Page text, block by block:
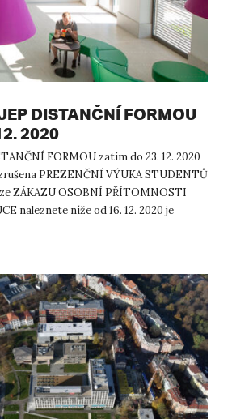
DISTANČNÍ FORMOU
2020
FORMOU zatím do 23. 12. 2020
PREZENČNÍ VÝUKA STUDENTŮ
ZÁKAZU OSOBNÍ PŘÍTOMNOSTI
naleznete níže od 16. 12. 2020 je